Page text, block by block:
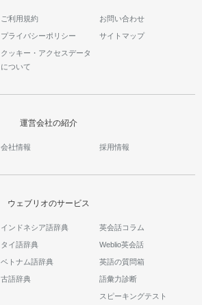
ご利用規約 お問い合わせ
プライバシーポリシー サイトマップ
クッキー・アクセスデータ
について
運営会社の紹介
会社情報 採用情報
ウェブリオのサービス
インドネシア語辞典
タイ語辞典
ベトナム語辞典
古語辞典
英会話コラム
Weblio英会話
英語の質問箱
語彙力診断
スピーキングテスト